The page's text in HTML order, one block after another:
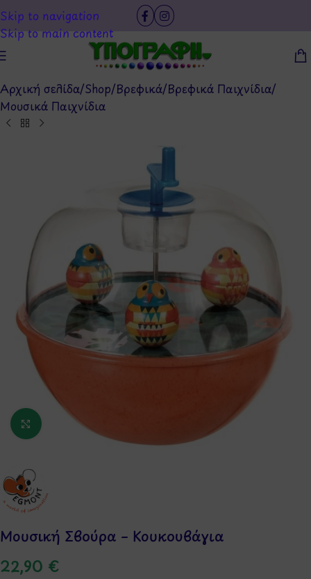
Skip to navigation
Skip to main content
Αρχική σελίδα/Shop/Βρεφικά/Βρεφικά Παιχνίδια/
Μουσικά Παιχνίδια
Κάντε κλικ για μεγέθυνση
Μουσική Σβούρα – Κουκουβάγια
22,90 €